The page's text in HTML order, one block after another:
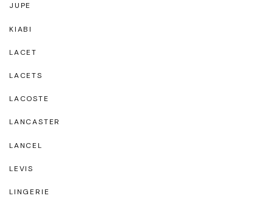
JUPE
KIABI
LACET
LACETS
LACOSTE
LANCASTER
LANCEL
LEVIS
LINGERIE